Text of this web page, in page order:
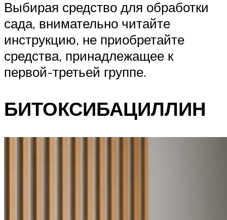
Выбирая средство для обработки
сада, внимательно читайте
инструкцию, не приобретайте
средства, принадлежащее к
первой-третьей группе.
БИТОКСИБАЦИЛЛИН